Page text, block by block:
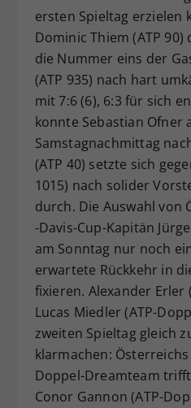
ersten Spieltag erzielen
Dominic Thiem (ATP
die Nummer eins der
(ATP 935) nach hart
mit 7:6 (6), 6:3 für sich
konnte Sebastian Ofner
Samstagnachmittag
(ATP 40) setzte sich
1015) nach solider
durch. Die Auswahl von
-Davis-Cup-Kapitän
am Sonntag nur noch
erwartete Rückkehr in
fixieren. Alexander Erler
Lucas Miedler (ATP-
zweiten Spieltag gleich
klarmachen:
Doppel-Dreamteam
Conor Gannon (ATP-
Zweck
Dieser Wert
zufällig
historische
Webseiten-
hat.